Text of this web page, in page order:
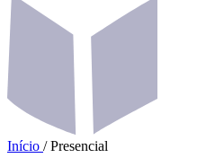
Início / Presencial